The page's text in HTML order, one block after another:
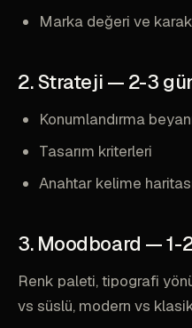
Marka değeri ve
2. Strateji — 2-3
Konumlandırma
Tasarım kriterleri
Anahtar kelime
3. Moodboard — 1-
Renk paleti, tipografi
vs süslü, modern vs